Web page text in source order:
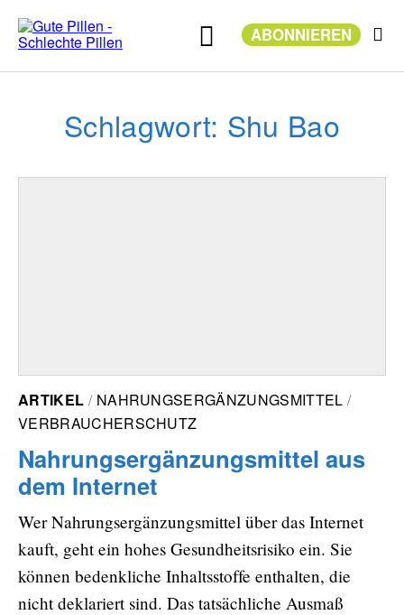
Inhalt
springen ABONNIEREN
Schlagwort: Shu Bao
ARTIKEL
NAHRUNGSERGÄNZUNGSMITTEL
VERBRAUCHERSCHUTZ
Nahrungsergänzungsmittel aus
dem Internet
Wer Nahrungsergänzungsmittel über das Internet
kauft, geht ein hohes Gesundheitsrisiko ein. Sie
können bedenkliche Inhaltsstoffe enthalten, die
nicht deklariert sind. Das tatsächliche Ausmaß